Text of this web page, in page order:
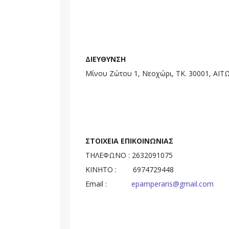
ΔΙΕΥΘΥΝΣΗ
Μίνου Ζώτου 1, Νεοχώρι, ΤΚ. 30001,
ΣΤΟΙΧΕΙΑ ΕΠΙΚΟΙΝΩΝΙΑΣ
ΤΗΛΕΦΩΝΟ : 2632091075
ΚΙΝΗΤΟ : 6974729448
Email : epamperaris@gmail.com